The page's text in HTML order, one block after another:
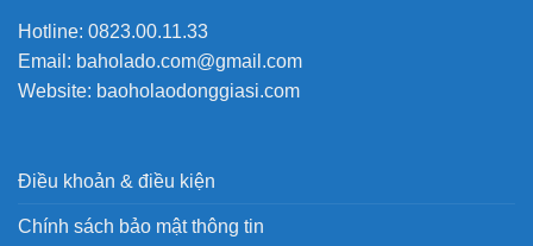
Hotline: 0823.00.11.33
Email: baholado.com@gmail.com
Website: baoholaodonggiasi.com
Điều khoản & điều kiện
Chính sách bảo mật thông tin